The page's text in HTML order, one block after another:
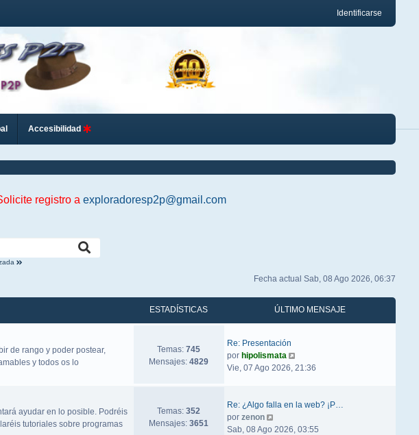
Identificarse
Accesibilidad
registro a exploradoresp2p@gmail.com
Fecha actual Sab, 08 Ago 2026, 06:37
ESTADÍSTICAS ÚLTIMO MENSAJE
de rango y poder postear,
y todos os lo
Temas: 745
Mensajes: 4829
Re: Presentación
por hipolismata
Vie, 07 Ago 2026, 21:36
ayudar en lo posible. Podréis
tutoriales sobre programas
Temas: 352
Mensajes: 3651
Re: ¿Algo falla en la web? ¡P…
por zenon
Sab, 08 Ago 2026, 03:55